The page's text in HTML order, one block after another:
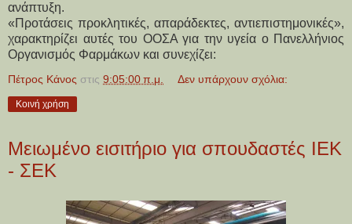
ανάπτυξη.
«Προτάσεις προκλητικές, απαράδεκτες, αντιεπιστημονικές»,
χαρακτηρίζει αυτές του ΟΟΣΑ για την υγεία ο Πανελλήνιος
Οργανισμός Φαρμάκων και συνεχίζει:
Πέτρος Κάνος στις 9:05:00 π.μ. Δεν υπάρχουν σχόλια:
Κοινή χρήση
Μειωμένο εισιτήριο για σπουδαστές ΙΕΚ
- ΣΕΚ